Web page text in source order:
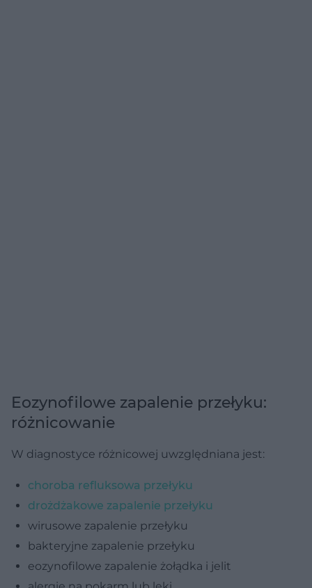
Eozynofilowe zapalenie przełyku:
różnicowanie
W diagnostyce różnicowej uwzględniana jest:
choroba refluksowa przełyku
drożdżakowe zapalenie przełyku
wirusowe zapalenie przełyku
bakteryjne zapalenie przełyku
eozynofilowe zapalenie żołądka i jelit